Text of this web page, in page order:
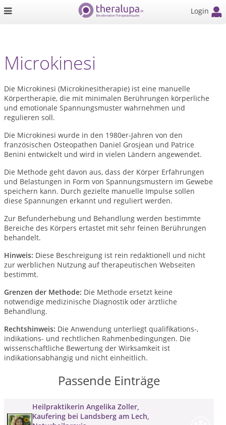
Login
Microkinesi
Die Microkinesi (Microkinesitherapie) ist eine manuelle
Körpertherapie, die mit minimalen Berührungen körperliche
und emotionale Spannungsmuster wahrnehmen und
regulieren soll.
Die Microkinesi wurde in den 1980er‑Jahren von den
französischen Osteopathen Daniel Grosjean und Patrice
Benini entwickelt und wird in vielen Ländern angewendet.
Die Methode geht davon aus, dass der Körper Erfahrungen
und Belastungen in Form von Spannungsmustern im Gewebe
speichern kann. Durch gezielte manuelle Impulse sollen
diese Spannungen erkannt und reguliert werden.
Zur Befunderhebung und Behandlung werden bestimmte
Bereiche des Körpers ertastet mit sehr feinen Berührungen
behandelt.
Hinweis: Diese Beschreigung ist rein redaktionell und nicht
zur werblichen Nutzung auf therapeutischen Webseiten
bestimmt.
Grenzen der Methode: Die Methode ersetzt keine
notwendige medizinische Diagnostik oder ärztliche
Behandlung.
Rechtshinweis: Die Anwendung unterliegt qualifikations-,
indikations- und rechtlichen Rahmenbedingungen. Die
wissenschaftliche Bewertung der Wirksamkeit ist
indikationsabhängig und nicht einheitlich.
Passende Einträge
Heilpraktikerin Angelika Zoller,
Kaufering bei Landsberg am Lech,